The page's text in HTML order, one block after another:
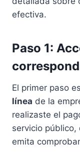
efectiva.
Paso 1:
El primer paso
línea de la
realizaste el
servicio
emita